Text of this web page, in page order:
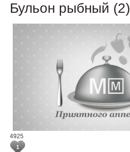
Бульон рыбный (2)
4925
1